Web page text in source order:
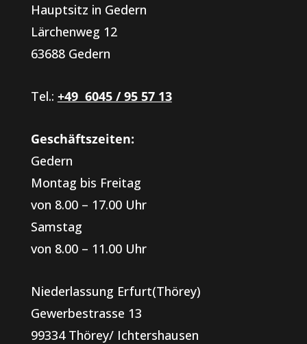
Hauptsitz in Gedern
Lärchenweg 12
63688 Gedern
Tel.: +49 6045 / 95 57 13
Geschäftszeiten:
Gedern
Montag bis Freitag
von 8.00 – 17.00 Uhr
Samstag
von 8.00 – 11.00 Uhr
Niederlassung Erfurt(Thörey)
Gewerbestrasse 13
99334 Thörey/ Ichtershausen